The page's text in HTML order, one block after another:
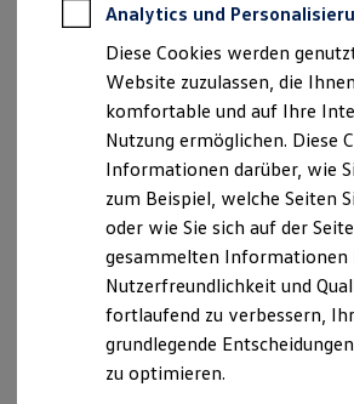
Für Gewerbekunden
Profi Paket
TopDeal
Gebrauchtwagen
ProfiPartner für
Zertifizierte
Finanzierung
Für Privatkunden
Für Gewerbekunden
Leasing
Für Privatkunden
Für Gewerbekunden
Versicherungen & Garantien
Garantien
Kfz-Versicherung für
Restschuldversicherung
Wartungsverträge
Besitzer & Service
Verantwortlich für die Inhalte auf dieser Seite
Becker GmbH (Impressum & Rechtliches )
Mühleneschweg 9, 49090
Montag-Donnerstag 08:00
Freitag
08:00
Analytics und
Diese Cookies werden
Website zuzulassen, die
komfortable und auf Ihre
Nutzung ermöglichen. Diese
Informationen darüber, wie
zum Beispiel, welche Seiten
oder wie Sie sich auf der
gesammelten Informationen
Nutzerfreundlichkeit und
fortlaufend zu verbessern,
grundlegende
zu optimieren.